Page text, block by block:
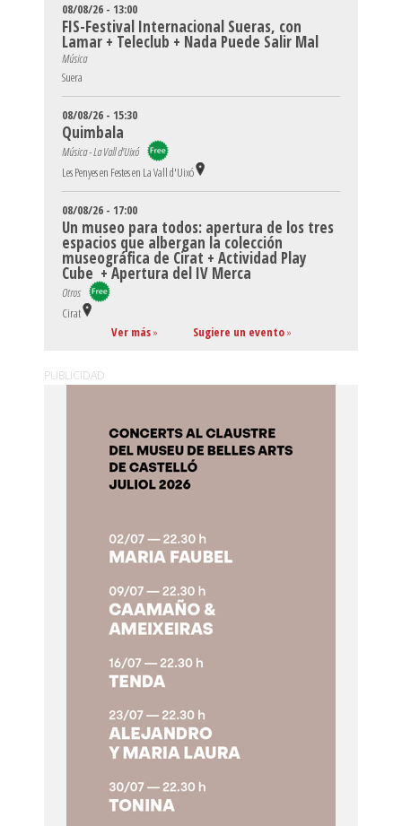
08/08/26 - 13:00
FIS-Festival Internacional Sueras, con
Lamar + Teleclub + Nada Puede Salir Mal
Música
Suera
08/08/26 - 15:30
Quimbala
Música - La Vall d'Uixó
Les Penyes en Festes en La Vall d'Uixó
08/08/26 - 17:00
Un museo para todos: apertura de los tres
espacios que albergan la colección
museográfica de Cirat + Actividad Play
Cube + Apertura del IV Merca
Otros
Cirat
Ver más» Sugiere un evento»
PUBLICIDAD